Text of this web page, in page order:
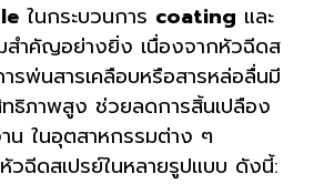
ในกระบวนการ coating และ
สำคัญอย่างยิ่ง เนื่องจากหัวฉีดส
รพ่นสารเคลือบหรือสารหล่อลื่นมี
ทธิภาพสูง ช่วยลดการสิ้นเปลือง
น ในอุตสาหกรรมต่าง ๆ
วฉีดสเปรย์ในหลายรูปแบบ ดังนี้: